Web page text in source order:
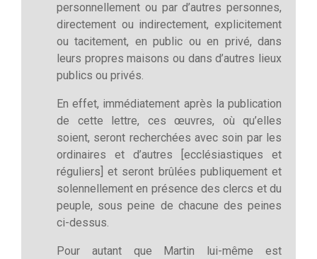
personnellement ou par d’autres personnes,
directement ou indirectement, explicitement
ou tacitement, en public ou en privé, dans
leurs propres maisons ou dans d’autres lieux
publics ou privés.
En effet, immédiatement après la publication
de cette lettre, ces œuvres, où qu’elles
soient, seront recherchées avec soin par les
ordinaires et d’autres [ecclésiastiques et
réguliers] et seront brûlées publiquement et
solennellement en présence des clercs et du
peuple, sous peine de chacune des peines
ci-dessus.
Pour autant que Martin lui-même est